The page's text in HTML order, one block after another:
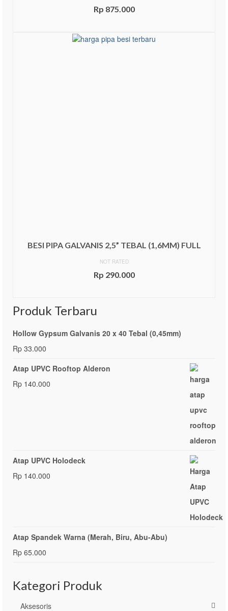
Rp 875.000
BESI PIPA GALVANIS 2,5” TEBAL (1,6MM) FULL
NOT RATED
Rp 290.000
Produk Terbaru
Hollow Gypsum Galvanis 20 x 40 Tebal (0,45mm)
Rp 33.000
Atap UPVC Rooftop Alderon
Rp 140.000
Atap UPVC Holodeck
Rp 140.000
Atap Spandek Warna (Merah, Biru, Abu-Abu)
Rp 65.000
Kategori Produk
Aksesoris